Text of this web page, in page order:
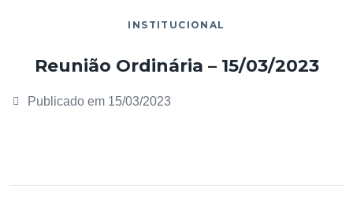
INSTITUCIONAL
Reunião Ordinária – 15/03/2023
Publicado em 15/03/2023